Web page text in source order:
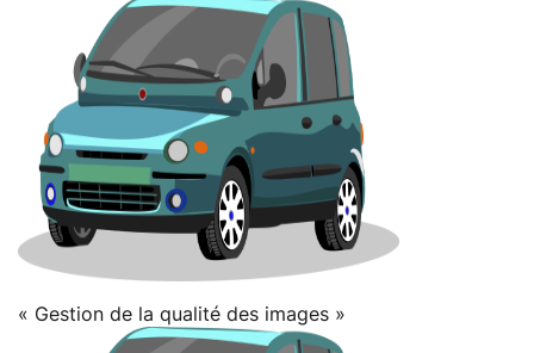
« Gestion de la qualité des images »